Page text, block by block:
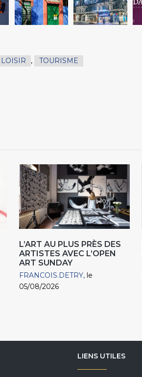
LOISIR , TOURISME
L’ART AU PLUS PRÈS DES
ARTISTES AVEC L’OPEN
ART SUNDAY
FRANCOIS.DETRY le
05/08/2026
LIENS UTILES